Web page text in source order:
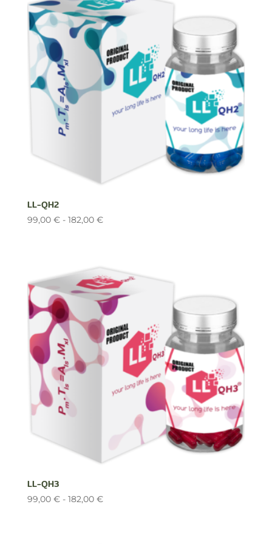
hasta
163,00 €
LL-QH2
99,00 € - 182,00 €Rango
99,00 €
hasta
182,00 €
LL-QH3
99,00 € - 182,00 €Rango